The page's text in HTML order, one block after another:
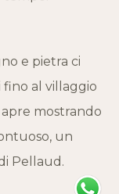
e pietra ci
fino al villaggio
apre mostrando
un
Pellaud.